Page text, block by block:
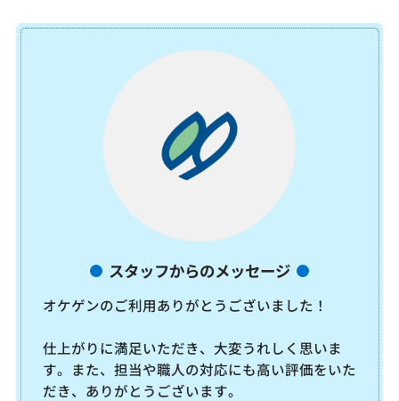
スタッフからのメッセージ
オケゲンのご利用ありがとうございました！
仕上がりに満足いただき、大変うれしく思いま
す。また、担当や職人の対応にも高い評価をいた
だき、ありがとうございます。